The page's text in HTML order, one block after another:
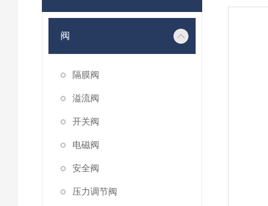
阀
隔膜阀
溢流阀
开关阀
电磁阀
安全阀
压力调节阀